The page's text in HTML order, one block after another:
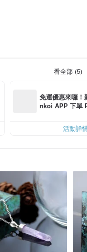
看全部 (5)
免運優惠來囉
nkoi APP 下單
活動詳